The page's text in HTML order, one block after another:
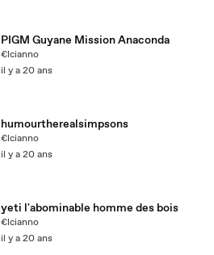
PIGM Guyane Mission Anaconda
€lcianno
il y a 20 ans
humourtherealsimpsons
€lcianno
il y a 20 ans
yeti l'abominable homme des bois
€lcianno
il y a 20 ans